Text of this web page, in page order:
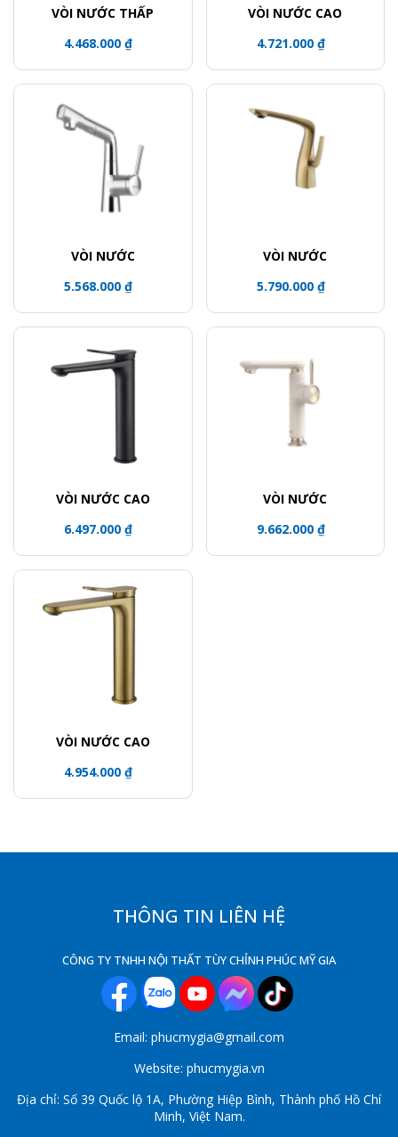
VÒI NƯỚC THẤP
4.468.000 ₫
VÒI NƯỚC CAO
4.721.000 ₫
VÒI NƯỚC
5.568.000 ₫
VÒI NƯỚC
5.790.000 ₫
VÒI NƯỚC CAO
6.497.000 ₫
VÒI NƯỚC
9.662.000 ₫
VÒI NƯỚC CAO
4.954.000 ₫
THÔNG TIN LIÊN HỆ
CÔNG TY TNHH NỘI THẤT TÙY CHỈNH PHÚC MỸ GIA
Email: phucmygia@gmail.com
Website: phucmygia.vn
Địa chỉ: Số 39 Quốc lộ 1A, Phường Hiệp Bình, Thành phố Hồ Chí
Minh, Việt Nam.